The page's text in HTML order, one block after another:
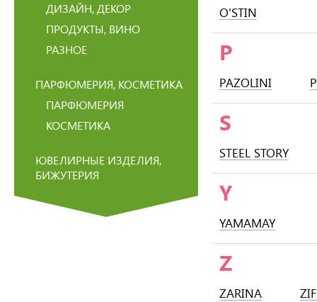
ДИЗАЙН, ДЕКОР
ПРОДУКТЫ, ВИНО
РАЗНОЕ
ПАРФЮМЕРИЯ, КОСМЕТИКА
ПАРФЮМЕРИЯ
КОСМЕТИКА
ЮВЕЛИРНЫЕ ИЗДЕЛИЯ,
БИЖУТЕРИЯ
O'STIN
P
PAZOLINI
S
STEEL STORY
Y
YAMAMAY
Z
ZARINA